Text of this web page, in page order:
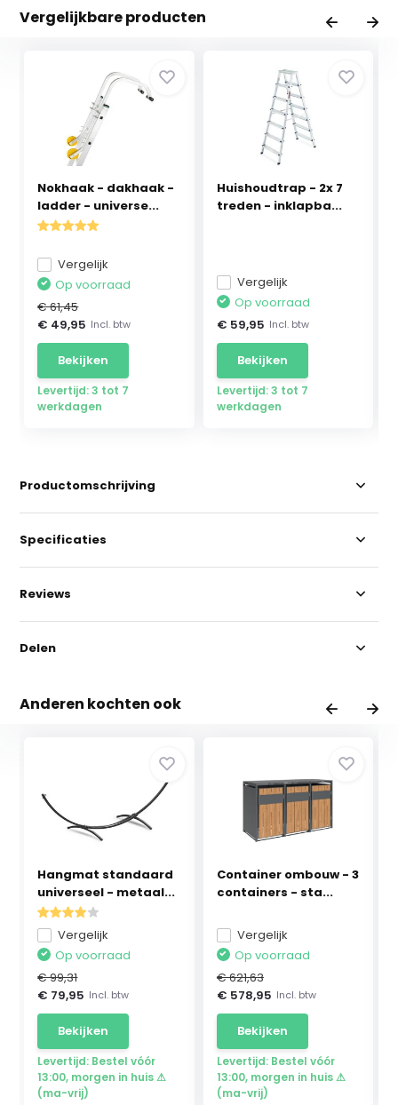
Vergelijkbare producten
Nokhaak - dakhaak -
ladder - universe...
Vergelijk
Op voorraad
€ 61,45
€ 49,95 Incl. btw
Bekijken
Levertijd: 3 tot 7
werkdagen
Huishoudtrap - 2x 7
treden - inklapba...
Vergelijk
Op voorraad
€ 59,95 Incl. btw
Bekijken
Levertijd: 3 tot 7
werkdagen
Productomschrijving
Specificaties
Reviews
Delen
Anderen kochten ook
Hangmat standaard
universeel - metaal...
Vergelijk
Op voorraad
€ 99,31
€ 79,95 Incl. btw
Bekijken
Levertijd: Bestel vóór
13:00, morgen in huis ⚠
(ma-vrij)
Container ombouw - 3
containers - sta...
Vergelijk
Op voorraad
€ 621,63
€ 578,95 Incl. btw
Bekijken
Levertijd: Bestel vóór
13:00, morgen in huis ⚠
(ma-vrij)